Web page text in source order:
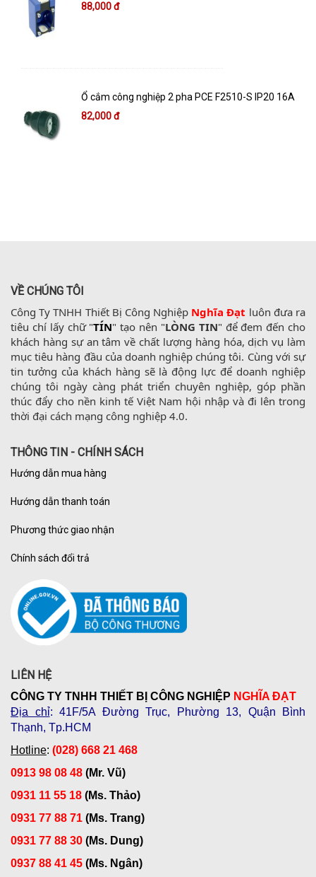
88,000 đ
Ổ cắm công nghiệp 2 pha PCE F2510-S IP20 16A
82,000 đ
VỀ CHÚNG TÔI
Công Ty TNHH Thiết Bị Công Nghiệp Nghĩa Đạt luôn đưa ra
tiêu chí lấy chữ "TÍN" tạo nên "LÒNG TIN" để đem đến cho
khách hàng sự an tâm về chất lượng hàng hóa, dịch vụ làm
mục tiêu hàng đầu của doanh nghiệp chúng tôi. Cùng với sự
tin tưởng của khách hàng sẽ là động lực để doanh nghiệp
chúng tôi ngày càng phát triển chuyên nghiệp, góp phần
thúc đẩy cho nền kinh tế Việt Nam hội nhập và đi lên trong
thời đại cách mạng công nghiệp 4.0.
THÔNG TIN - CHÍNH SÁCH
Hướng dẫn mua hàng
Hướng dẫn thanh toán
Phương thức giao nhận
Chính sách đổi trả
LIÊN HỆ
CÔNG TY TNHH THIẾT BỊ CÔNG NGHIỆP NGHĨA ĐẠT
Địa chỉ: 41F/5A Đường Trục, Phường 13, Quận Bình
Thạnh, Tp.HCM
Hotline: (028) 668 21 468
0913 98 08 48 (Mr. Vũ)
0931 11 55 18 (Ms. Thảo)
0931 77 88 71 (Ms. Trang)
0931 77 88 30 (Ms. Dung)
0937 88 41 45 (Ms. Ngân)